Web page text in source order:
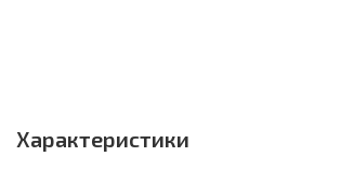
Характеристики